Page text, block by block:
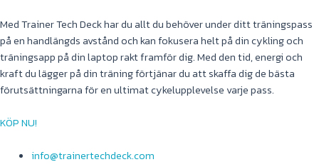
Med Trainer Tech Deck har du allt du behöver under ditt träningspass
på en handlängds avstånd och kan fokusera helt på din cykling och
träningsapp på din laptop rakt framför dig. Med den tid, energi och
kraft du lägger på din träning förtjänar du att skaffa dig de bästa
förutsättningarna för en ultimat cykelupplevelse varje pass.
KÖP NU!
info@trainertechdeck.com